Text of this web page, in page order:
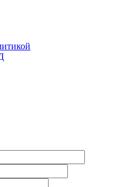
ключ. Помощь: